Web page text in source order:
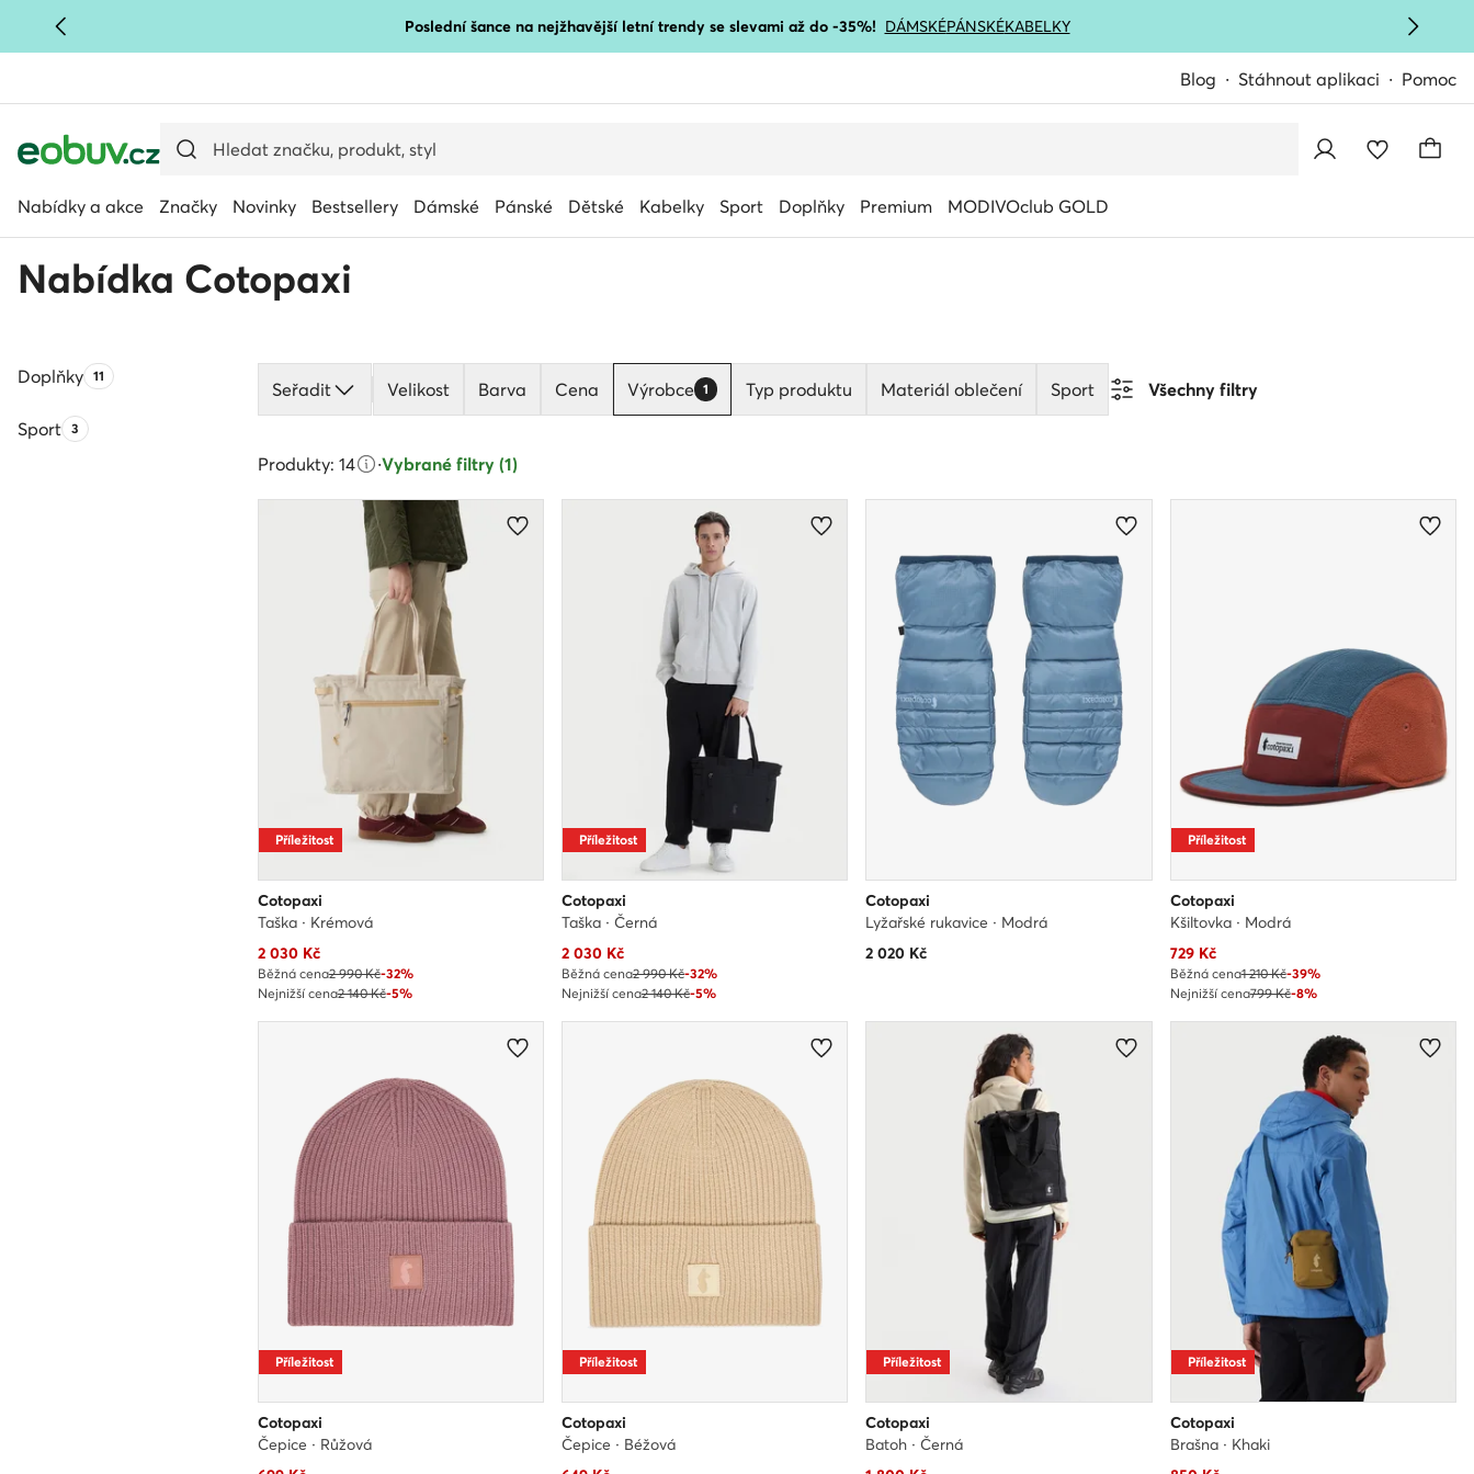
PŘEJÍT NA HLAVNÍ OBSAH Poslední šance na nejžhavější letní trendy se slevami až do -35%! DÁMSKÉPÁNSKÉKABELKY
Blog Stáhnout aplikaci Pomoc
Nabídky a akce Značky Novinky Bestsellery Dámské Pánské Dětské Kabelky Sport Doplňky Premium MODIVOclub GOLD
Nabídka Cotopaxi
DoplňkyPočet produktů:
11
SportPočet produktů:
3
Seřadit Velikost Barva Cena Výrobce 1 Typ produktu Materiál oblečení Sport Všechny filtry
Produkty: 14 ·Vybrané filtry (1)
Příležitost
Cotopaxi
Taška · Krémová
Aktuální cena
2 030Kč
Běžná cena2 990 Kč-32%
Nejnižší cena2 140 Kč-5%
Příležitost
Cotopaxi
Taška · Černá
Aktuální cena
2 030Kč
Běžná cena2 990 Kč-32%
Nejnižší cena2 140 Kč-5%
Cotopaxi
Lyžařské rukavice · Modrá
2 020 Kč
Příležitost
Cotopaxi
Kšiltovka · Modrá
Aktuální cena
729Kč
Běžná cena1 210 Kč-39%
Nejnižší cena799 Kč-8%
Příležitost
Cotopaxi
Čepice · Růžová
Příležitost
Cotopaxi
Čepice · Béžová
Příležitost
Cotopaxi
Batoh · Černá
Příležitost
Cotopaxi
Brašna · Khaki